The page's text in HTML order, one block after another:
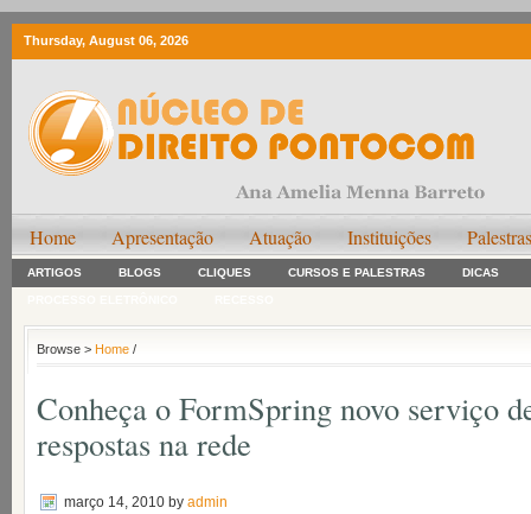
Thursday, August 06, 2026
Home Apresentação Atuação Instituições Palestras
ARTIGOS BLOGS CLIQUES CURSOS E PALESTRAS DICAS
Browse > Home /
Conheça o FormSpring novo serviço
respostas na rede
março 14, 2010 by admin